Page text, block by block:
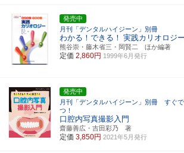
発売中
月刊「デンタルハイジーン」別冊
わかる！できる！ 実践カリオロジー
熊谷崇・藤木省三・岡賢二 ほか編著
定価 2,860円 1999年6月発行
発売中
月刊「デンタルハイジーン」別冊 すぐ
つ！
口腔内写真撮影入門
齋藤善広・吉田彩乃 著
定価 3,850円 2021年5月発行